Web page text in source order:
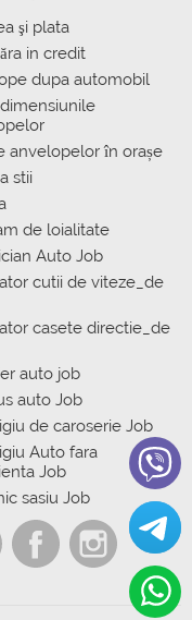
şi plata
in credit
dupa automobil
anvelopelor în orașe
stii
de loialitate
Auto Job
cutii de viteze_de
casete directie_de
auto job
auto Job
de caroserie Job
Auto fara
Job
sasiu Job